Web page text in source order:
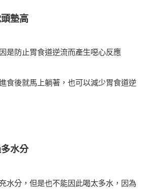
墊高
是防止胃食道逆流而產生噁心反應
食後就馬上躺著，也可以減少胃食道逆
水分
水分，但是也不能因此喝太多水，因為